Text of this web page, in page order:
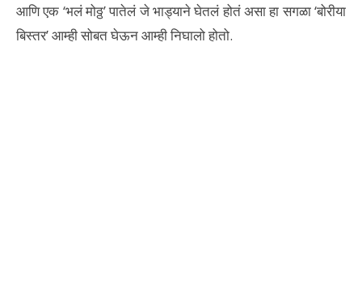
आणि एक ‘भलं मोठ्ठ’ पातेलं जे भाड्याने घेतलं होतं असा हा सगळा ‘बोरीया
बिस्तर’ आम्ही सोबत घेऊन आम्ही निघालो होतो.